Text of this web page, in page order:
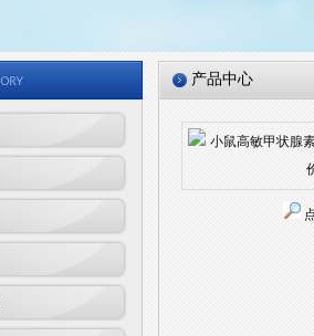
产品中心